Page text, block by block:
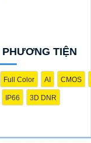
TIỆN
Full Color AI CMOS
IP66 3D DNR